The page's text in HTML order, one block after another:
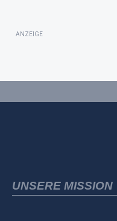
ANZEIGE
UNSERE MISSION